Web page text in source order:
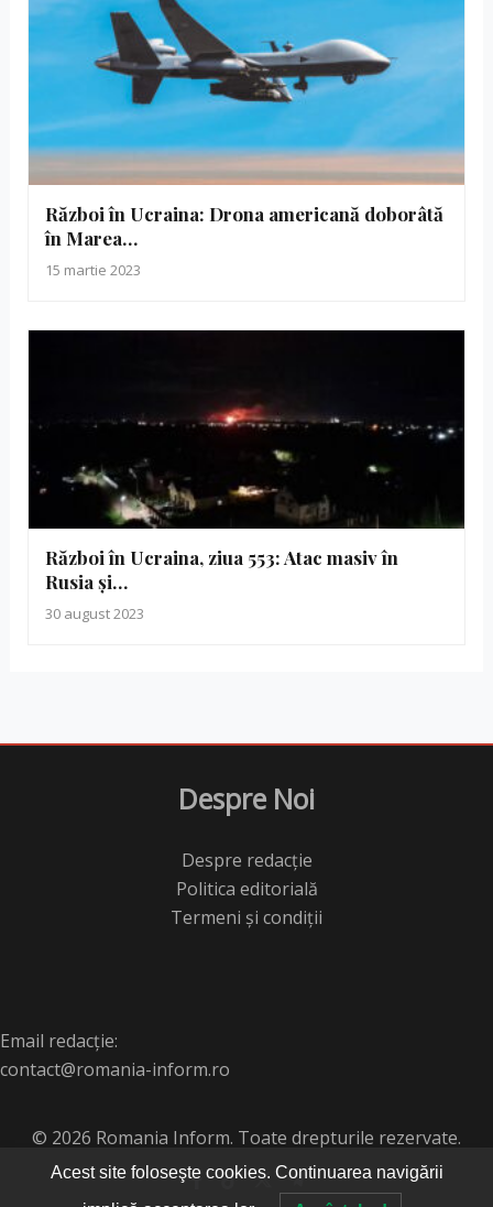
Război în Ucraina: Drona americană doborâtă
în Marea…
15 martie 2023
Război în Ucraina, ziua 553: Atac masiv în
Rusia și…
30 august 2023
Despre Noi
Despre redacție
Politica editorială
Termeni și condiții
Email redacție:
contact@romania-inform.ro
© 2026 Romania Inform. Toate drepturile rezervate.
Acest site foloseşte cookies. Continuarea navigării